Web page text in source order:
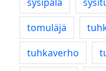
tomuläjä
tuhkaverho